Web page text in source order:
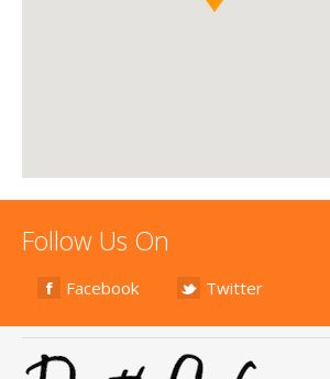
Follow Us On
Facebook Twitter